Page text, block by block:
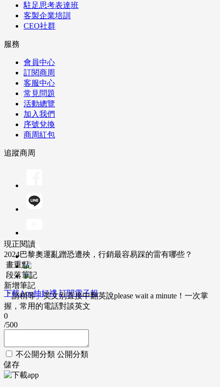
駐足思考表達班
客製企業培訓
CEO社群
服務
會員中心
訂閱商周
客服中心
常見問題
活動總覽
加入我們
序號兌換
商周紅包
追蹤商周
下載App抽好禮 訂閱電子報
現正閱讀
2024巴黎奧運亂蹭恐遭殃，行銷最容易踩的雷有哪些？
畫重點
段落筆記
新增筆記
「請稍等」英文別直接中翻英說please wait a minute！一次掌
握，常用的電話對談英文
0
/500
不公開分類 公開分類
儲存